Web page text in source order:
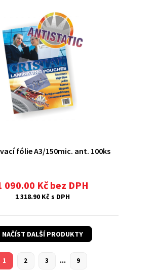
fólie A3/150mic. ant. 100ks
090.00 Kč bez DPH
1 318.90 Kč s DPH
NAČÍST DALŠÍ PRODUKTY
1 2 3 ... 9